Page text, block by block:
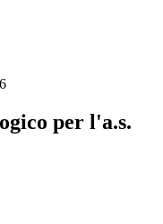
per l'a.s.